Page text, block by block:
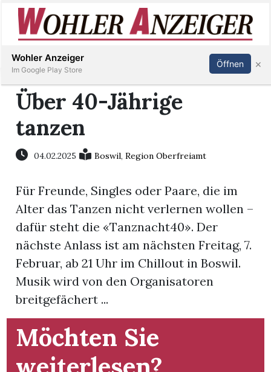
Veranstaltungen
Stellen
E-
Newsletter
App
Inserieren Abonnieren Anmelden
Über 40-Jährige
tanzen
04.02.2025 Boswil,Region Oberfreiamt
Für Freunde, Singles oder Paare, die im
Alter das Tanzen nicht verlernen wollen –
dafür steht die «Tanznacht40». Der
nächste Anlass ist am nächsten Freitag, 7.
Februar, ab 21 Uhr im Chillout in Boswil.
Musik wird von den Organisatoren
breitgefächert ...
Möchten Sie
Wohler Anzeiger
Im Google Play Store
Öffnen ×